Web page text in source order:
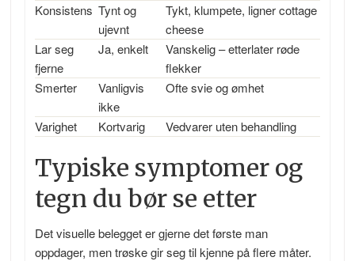
Konsistens Tynt og
ujevnt
Tykt, klumpete, ligner cottage
cheese
Lar seg
fjerne
Ja, enkelt
Vanskelig – etterlater røde
flekker
Smerter
Vanligvis
ikke
Ofte svie og ømhet
Varighet Kortvarig Vedvarer uten behandling
Typiske symptomer og
tegn du bør se etter
Det visuelle belegget er gjerne det første man
oppdager, men trøske gir seg til kjenne på flere måter.